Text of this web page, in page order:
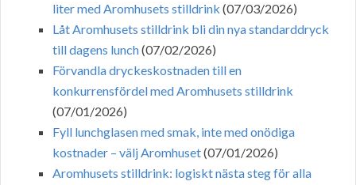
liter med Aromhusets stilldrink (07/03/2026)
Låt Aromhusets stilldrink bli din nya standarddryck
till dagens lunch(07/02/2026)
Förvandla dryckeskostnaden till en
konkurrensfördel med Aromhusets stilldrink
(07/01/2026)
Fyll lunchglasen med smak, inte med onödiga
kostnader – välj Aromhuset(07/01/2026)
Aromhusets stilldrink: logiskt nästa steg för alla